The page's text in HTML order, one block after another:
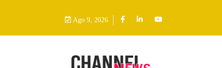
Ago 9, 2026